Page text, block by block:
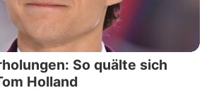
So quälte sich
Holland